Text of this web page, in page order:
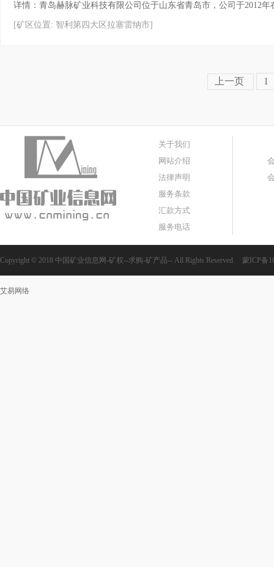
详情：青岛赫脉矿业科技有限公司位于山东省青岛市，公司于2012年
[矿区位置: 智利第四大区拉塞雷纳市]
上一页 1
关于我们
网站介绍
法律声明
服务条款
汇款方式
服务电话
Copyright © 2018 中国矿业信息网-矿权--求购-矿产品-- All Rights Reserved. 蒙ICP备
艾易网络